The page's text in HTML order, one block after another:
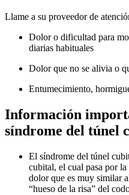
Llame a su proveedor de
Dolor o dificultad para
diarias habituales
Dolor que no se alivia o
Entumecimiento,
Información
síndrome del túnel
El síndrome del túnel
cubital, el cual pasa por
dolor que es muy similar
“hueso de la risa” del